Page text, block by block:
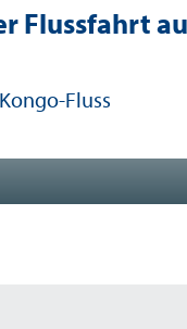
Flussfahrt
Fluss